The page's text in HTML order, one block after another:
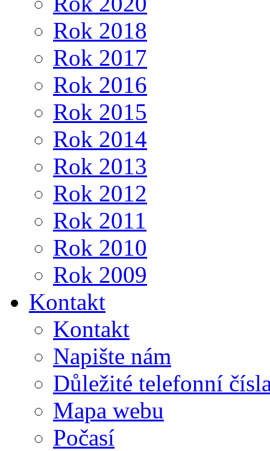
Rok 2018
Rok 2017
Rok 2016
Rok 2015
Rok 2014
Rok 2013
Rok 2012
Rok 2011
Rok 2010
Rok 2009
Kontakt
Kontakt
Napište nám
Důležité telefonní
Mapa webu
Počasí